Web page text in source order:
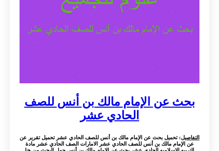
بحث عن الإمام مالك بن أنس للصف
الحادي عشر
التفاصيل: تحميل بحث عن الإمام مالك بن أنس للصف الحادي عشر تحميل تقرير عن
عن الإمام مالك بن أنس للصف الحادي عشر الامارات الصف الحادي عشر مادة